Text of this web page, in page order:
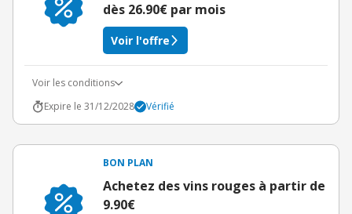
dès 26.90€ par mois
Voir l'offre
Voir les conditions
Expire le 31/12/2028
Vérifié
BON PLAN
Achetez des vins rouges à partir de
9.90€